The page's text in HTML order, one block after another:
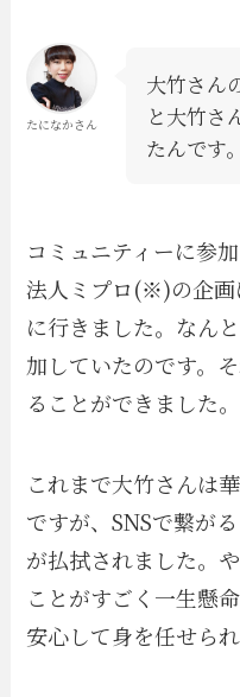
たになかさん
大竹さん
と大竹さ
たんです
コミュニティーに参
法人ミプロ(※)の企画
に行きました。なん
加していたのです。
ることができました。
これまで大竹さんは
ですが、SNSで繋が
が払拭されました。
ことがすごく一生懸
安心して身を任せら